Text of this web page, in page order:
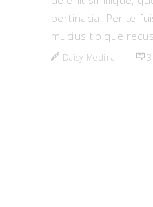
pertinacia. Per te
mucius tibique
Daisy Medina 3